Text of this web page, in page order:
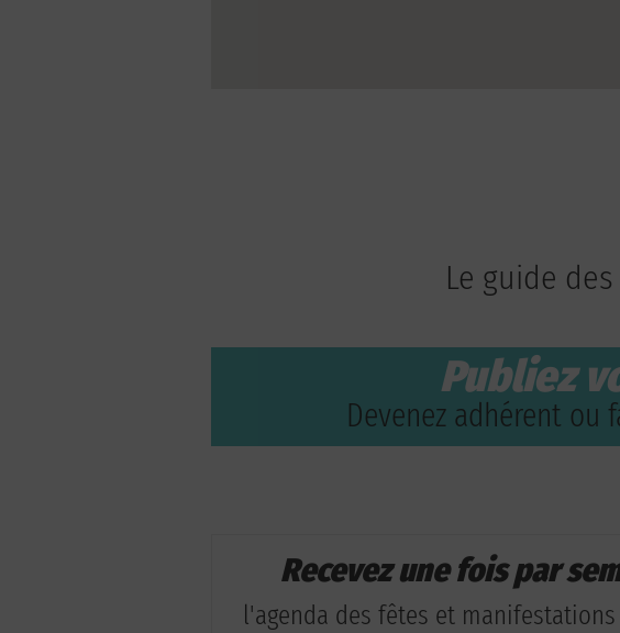
Le guide
Publiez
Devenez adhérent ou
Recevez une fois par
l'agenda des fêtes et